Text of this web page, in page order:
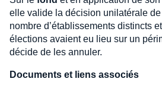
elle valide la décision unilatérale de
nombre d’établissements distincts
élections avaient eu lieu sur un
décide de les annuler.
Documents et liens associés